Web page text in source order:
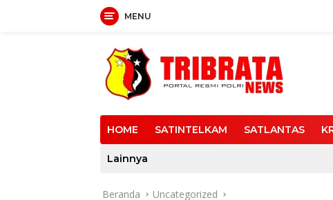
MENU
HOME SATINTELKAM SATLANTAS
Lainnya
Beranda Uncategorized